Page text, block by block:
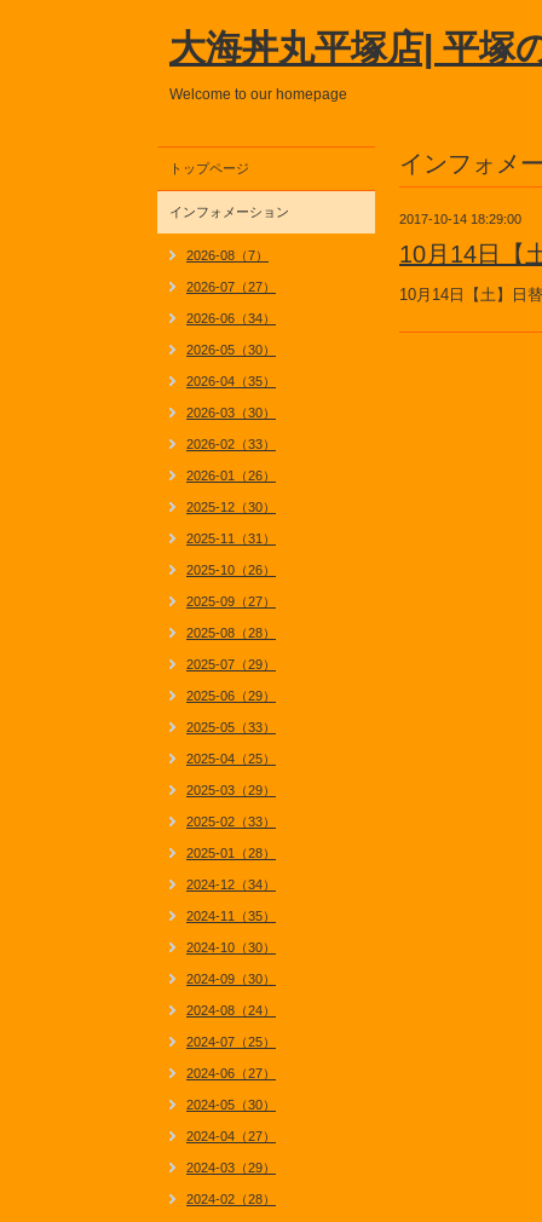
大海丼丸平塚店| 平塚
Welcome to our homepage
インフォメ
2017-10-14 18:29:00
10月14日【
10月14日【土】日
トップページ
インフォメーション
2026-08（7）
2026-07（27）
2026-06（34）
2026-05（30）
2026-04（35）
2026-03（30）
2026-02（33）
2026-01（26）
2025-12（30）
2025-11（31）
2025-10（26）
2025-09（27）
2025-08（28）
2025-07（29）
2025-06（29）
2025-05（33）
2025-04（25）
2025-03（29）
2025-02（33）
2025-01（28）
2024-12（34）
2024-11（35）
2024-10（30）
2024-09（30）
2024-08（24）
2024-07（25）
2024-06（27）
2024-05（30）
2024-04（27）
2024-03（29）
2024-02（28）